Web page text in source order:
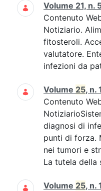
Volume 21, n.
Contenuto
Notiziario.
fitosteroli.
valutatore.
infezioni da
Volume 25, n.
Contenuto
diagnosi di
punti di forza.
nei tumori e
La tutela della
Volume 25, n.